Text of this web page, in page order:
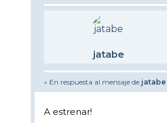
jatabe
» En respuesta al mensaje de jatabe
A estrenar!